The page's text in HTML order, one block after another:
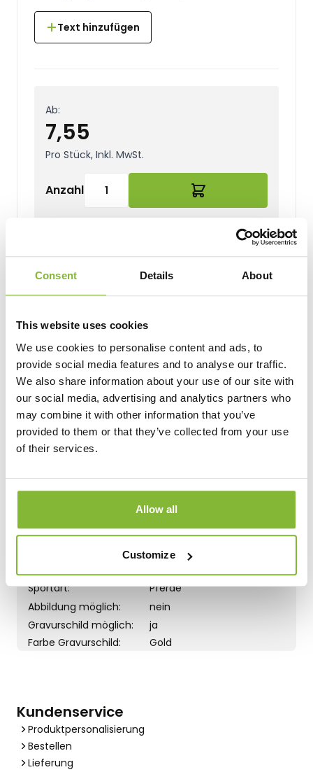
Consent Details About
This website uses cookies
We use cookies to personalise content and ads, to
provide social media features and to analyse our traffic.
We also share information about your use of our site with
our social media, advertising and analytics partners who
may combine it with other information that you’ve
provided to them or that they’ve collected from your use
of their services.
Allow all
Customize
Text hinzufügen
Ab:
7,55
Pro Stück, Inkl. MwSt.
Anzahl
Reitsport Pokal ist eine hochwertige Auszeichnung
für Wettbewerbe, Turniere und Preisverleihungen.
Der Artikel eignet sich für Vereinsveranstaltungen,
Schulwettbewerbe oder lokale Sportevents. Durch
individuelle Gravuren oder Embleme lässt sich die
Auszeichnung persönlich gestalten. Damit
entsteht eine passende Ehrung für Sieger,
Höhe:
20,5 cm
Kunststoff
Sportart:
Pferde
Abbildung möglich:
nein
Gravurschild möglich:
ja
Farbe Gravurschild:
Gold
Kundenservice
Produktpersonalisierung
Bestellen
Lieferung